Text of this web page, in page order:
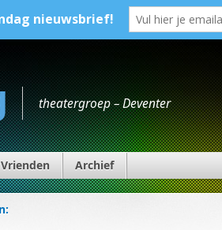
theatergroep – Deventer
Vrienden Archief